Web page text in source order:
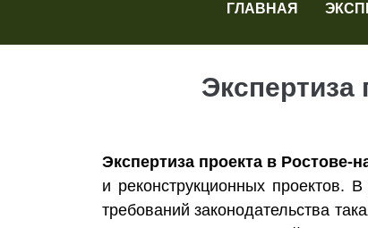
ГЛАВНАЯ
Экспертиза проекта в Ростове-
и реконструкционных проектов.
требований законодательства